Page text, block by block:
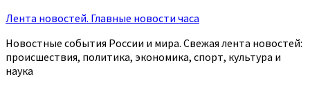
Лента новостей. Главные новости часа
Новостные события России и мира. Свежая лента новостей:
происшествия, политика, экономика, спорт, культура и
наука